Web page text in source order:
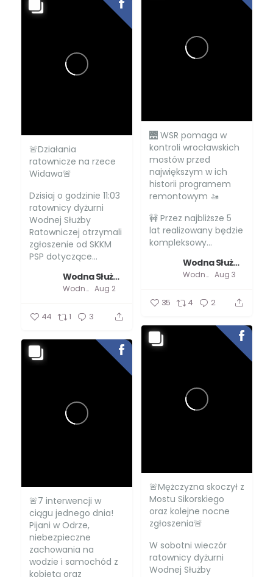
🌉 WSR pomaga w
kontroli wrocławskich
mostów przed
największym w ich
historii programem
remontowym 🚤
🚧 Przez najbliższe 5
lat realizowany będzie
kompleksowy...
Wodna Służba Ratownicza
Wodna Służba Ratownicza Aug 3
35 4 2
🚨Działania
ratownicze na rzece
Widawa🚨
Dzisiaj o godzinie 11:03
ratownicy dyżurni
Wodnej Służby
Ratowniczej otrzymali
zgłoszenie od SKKM
PSP dotyczące...
Wodna Służba Ratownicza
Wodna Służba Ratownicza Aug 2
44 1 3
🚨Mężczyzna skoczył z
Mostu Sikorskiego
oraz kolejne nocne
zgłoszenia🚨
W sobotni wieczór
ratownicy dyżurni
Wodnej Służby
🚨7 interwencji w
ciągu jednego dnia!
Pijani w Odrze,
niebezpieczne
zachowania na
wodzie i samochód z
kobietą oraz